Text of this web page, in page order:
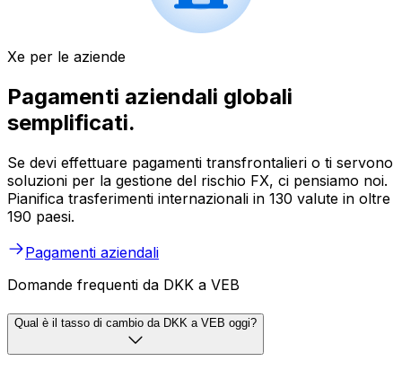
Xe per le aziende
Pagamenti aziendali globali
semplificati.
Se devi effettuare pagamenti transfrontalieri o ti servono
soluzioni per la gestione del rischio FX, ci pensiamo noi.
Pianifica trasferimenti internazionali in 130 valute in oltre
190 paesi.
Pagamenti aziendali
Domande frequenti da DKK a VEB
Qual è il tasso di cambio da DKK a VEB oggi?